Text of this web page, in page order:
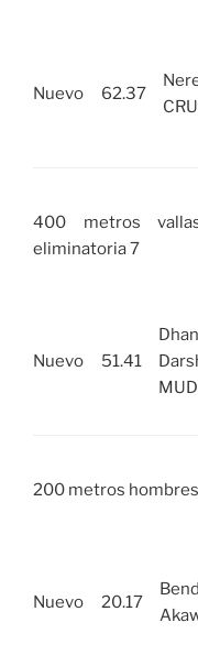
Nuevo 62.37
400 metros
eliminatoria 7
Nuevo 51.41
200 metros
Nuevo 20.17